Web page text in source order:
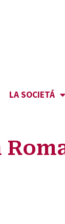
LA SOCIETÁ